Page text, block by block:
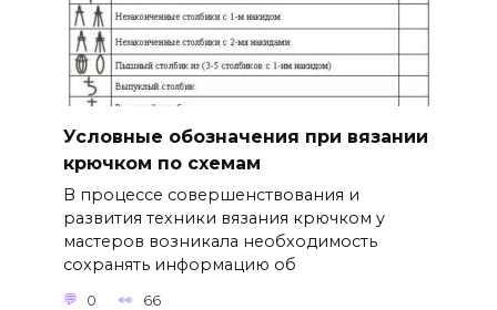
Условные обозначения при вязании
крючком по схемам
В процессе совершенствования и
развития техники вязания крючком у
мастеров возникала необходимость
сохранять информацию об
0 66